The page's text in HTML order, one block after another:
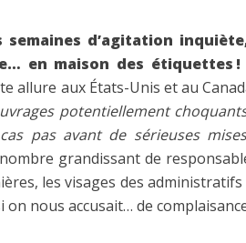
semaines d’agitation
en maison des étiquettes !
allure aux États-Unis et au
potentiellement
pas avant de sérieuses
grandissant de
les visages des
on nous accusait… de